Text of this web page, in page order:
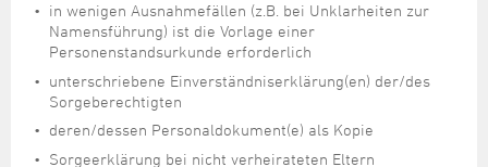
in wenigen Ausnahmefällen (z.B. bei Unklarheiten zur
Namensführung) ist die Vorlage einer
Personenstandsurkunde erforderlich
unterschriebene Einverständniserklärung(en) der/des
Sorgeberechtigten
deren/dessen Personaldokument(e) als Kopie
Sorgeerklärung bei nicht verheirateten Eltern